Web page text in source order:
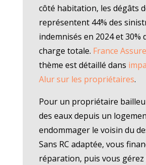
côté habitation, les dégâts
représentent 44% des
indemnisés en 2024 et 30%
charge totale. France
thème est détaillé dans
Alur sur les propriétaires.
Pour un propriétaire
des eaux depuis un
endommager le voisin du
Sans RC adaptée, vous
réparation, puis vous gérez